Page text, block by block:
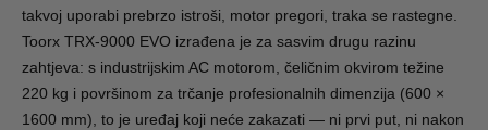
takvoj uporabi prebrzo istroši, motor pregori, traka se rastegne.
Toorx TRX-9000 EVO izrađena je za sasvim drugu razinu
zahtjeva: s industrijskim AC motorom, čeličnim okvirom težine
220 kg i površinom za trčanje profesionalnih dimenzija (600 ×
1600 mm), to je uređaj koji neće zakazati — ni prvi put, ni nakon